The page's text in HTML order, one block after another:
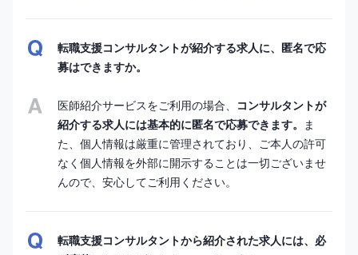
転職支援コンサルタントが紹介する求人に、匿名で応
募はできますか。
医師紹介サービスをご利用の場合、
コンサルタントが
紹介する求人には基本的に匿名で応募できます。 ま
た、個人情報は厳重に管理されており、ご本人の許可
なく個人情報を外部に開示することは一切ございませ
んので、安心してご利用ください。
転職支援コンサルタントから紹介された求人には、必